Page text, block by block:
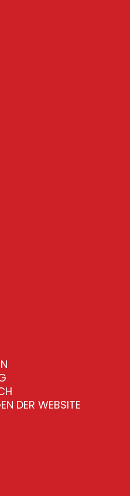
DER WEBSITE